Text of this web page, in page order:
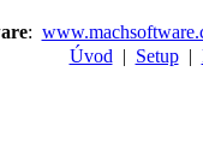
:
Úvod | Setup|